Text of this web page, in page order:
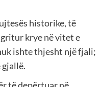
historike, të
krye në vitet e
ishte thjesht një fjali;